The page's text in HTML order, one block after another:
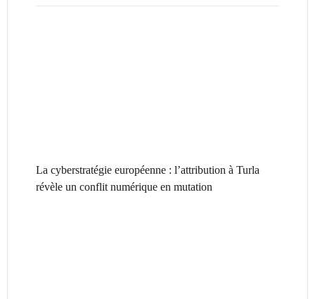
La cyberstratégie européenne : l’attribution à Turla
révèle un conflit numérique en mutation